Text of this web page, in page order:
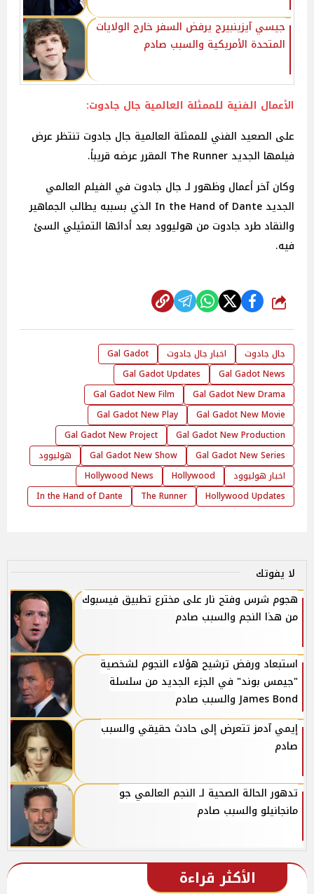
جيسي آيزينبيرج يرفض السفر خارج الولايات
المتحدة الأمريكية والسبب صادم
الأعمال الفنية للممثلة العالمية جال جادوت:
على الصعيد الفني للممثلة العالمية جال جادوت تنتظر عرض
فيلمها الجديد The Runner المقرر عرضه قريباً.
وكان آخر أعمال وظهور لـ جال جادوت في الفيلم العالمي
الجديد In the Hand of Dante الذي بسببه يطالب الجماهير
والنقاد طرد جادوت من هوليوود بعد أدائها التمثيلي السئ
فيه.
شارك
جال جادوت اخبار جال جادوت
Gal Gadot
Gal Gadot News
Gal Gadot Updates
Gal Gadot New Drama
Gal Gadot New Film
Gal Gadot New Movie
Gal Gadot New Play
Gal Gadot New Production
Gal Gadot New Project
Gal Gadot New Series
Gal Gadot New Show
هوليوود
اخبار هوليوود
Hollywood
Hollywood News
Hollywood Updates
The Runner
In the Hand of Dante
لا يفوتك
هجوم شرس وفتح نار على مخترع تطبيق فيسبوك
من هذا النجم والسبب صادم
استبعاد ورفض ترشيح هؤلاء النجوم لشخصية
"جيمس بوند" في الجزء الجديد من سلسلة
James Bond والسبب صادم
إيمي آدمز تتعرض إلى حادث حقيقي والسبب
صادم
تدهور الحالة الصحية لـ النجم العالمي جو
مانجانيلو والسبب صادم
الأكثر قراءة